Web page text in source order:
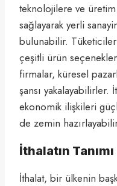
teknolojilere ve
sağlayarak yerli
bulunabilir.
çeşitli ürün
firmalar, küresel
şansı yakalayabilirler.
ekonomik ilişkileri
de zemin
İthalatın Tanımı
İthalat, bir ülkenin